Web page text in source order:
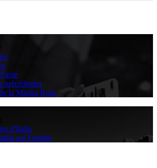
précédentes
la Maglia Rosa
d'Italia
sur Fortnite